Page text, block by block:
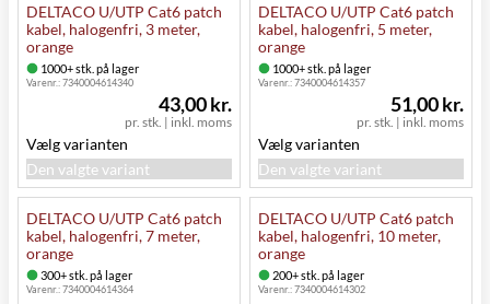
DELTACO U/UTP Cat6 patch
kabel, halogenfri, 3 meter,
orange
1000+ stk. på lager
Varenr.:7340004614340
pr. stk. | inkl. moms
43,00 kr.
Vælg varianten
Den valgte variant
DELTACO U/UTP Cat6 patch
kabel, halogenfri, 5 meter,
orange
1000+ stk. på lager
Varenr.:7340004614357
pr. stk. | inkl. moms
51,00 kr.
Vælg varianten
Den valgte variant
DELTACO U/UTP Cat6 patch
kabel, halogenfri, 7 meter,
orange
300+ stk. på lager
Varenr.:7340004614364
DELTACO U/UTP Cat6 patch
kabel, halogenfri, 10 meter,
orange
200+ stk. på lager
Varenr.:7340004614302